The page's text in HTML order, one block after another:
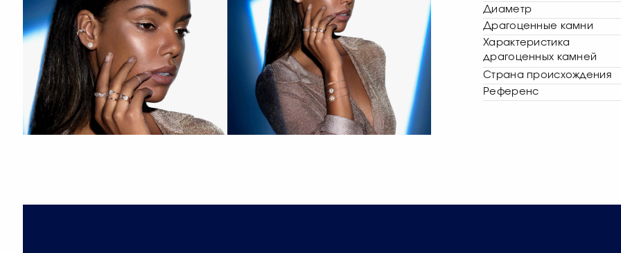
Диаметр
Драгоценные камни
Характеристика
драгоценных камней
Страна происхождения
Референс